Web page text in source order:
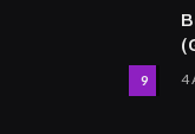
9 4